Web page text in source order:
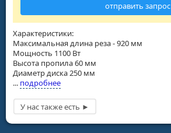
Характеристики:
Максимальная длина реза - 920 мм
Мощность 1100 Вт
Высота пропила 60 мм
Диаметр диска 250 мм
... подробнее
отправить запрос